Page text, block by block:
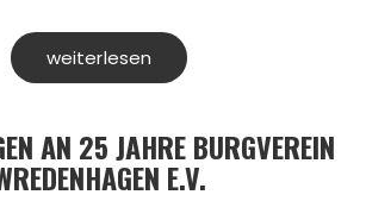
weiterlesen
AN 25 JAHRE BURGVEREIN
E.V.